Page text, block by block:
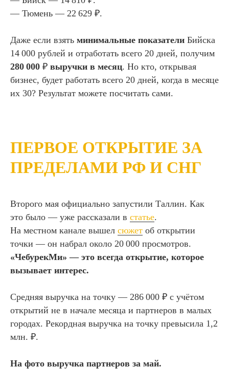
— Тюмень — 22 629 ₽.
Даже если взять минимальные показатели Бийска
14 000 рублей и отработать всего 20 дней, получим
280 000 ₽ выручки в месяц. Но кто, открывая
бизнес, будет работать всего 20 дней, когда в месяце
их 30? Результат можете посчитать сами.
ПЕРВОЕ ОТКРЫТИЕ ЗА
ПРЕДЕЛАМИ РФ И СНГ
Второго мая официально запустили Таллин. Как
это было — уже рассказали в статье.
На местном канале вышел сюжет об открытии
точки — он набрал около 20 000 просмотров.
«ЧебурекМи» — это всегда открытие, которое
вызывает интерес.
Средняя выручка на точку — 286 000 ₽ с учётом
открытий не в начале месяца и партнеров в малых
городах. Рекордная выручка на точку превысила 1,2
млн. ₽.
На фото выручка партнеров за май.